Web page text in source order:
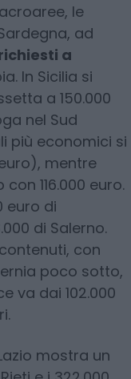
le
ad
a
In Sicilia si
a 150.000
nel Sud
più economici si
mentre
116.000 euro.
euro di
di Salerno.
con
poco sotto,
va dai 102.000
mostra un